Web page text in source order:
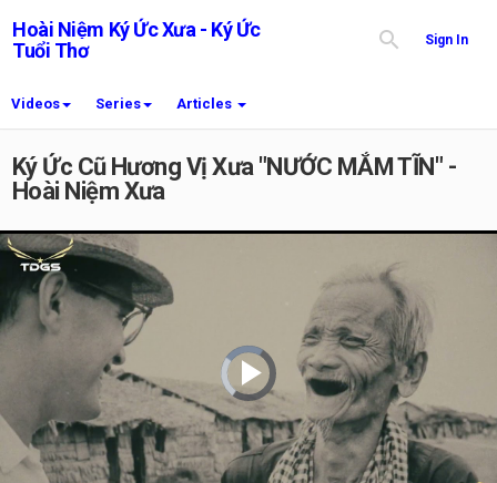
Hoài Niệm Ký Ức Xưa - Ký Ức
Tuổi Thơ
Sign In
Videos Series Articles
Ký Ức Cũ Hương Vị Xưa "NƯỚC MẮM TĨN" -
Hoài Niệm Xưa
Video
Player
is
loading.Play